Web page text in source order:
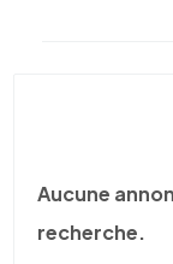
Aucune
recherche.